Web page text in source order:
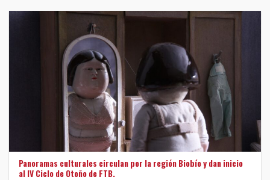
Panoramas culturales circulan por la región Biobío y dan inicio
al IV Ciclo de Otoño de FTB.